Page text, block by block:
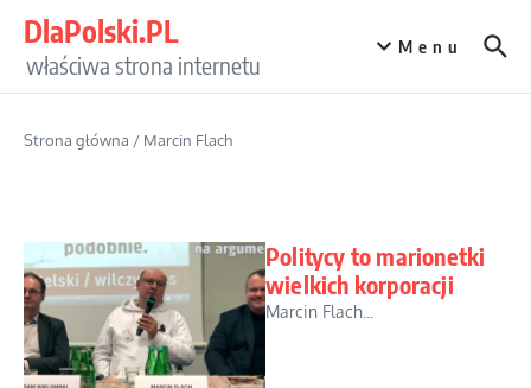
DlaPolski.PL
właściwa strona internetu
Menu
Strona główna / Marcin Flach
Politycy to marionetki
wielkich korporacji
Marcin Flach...